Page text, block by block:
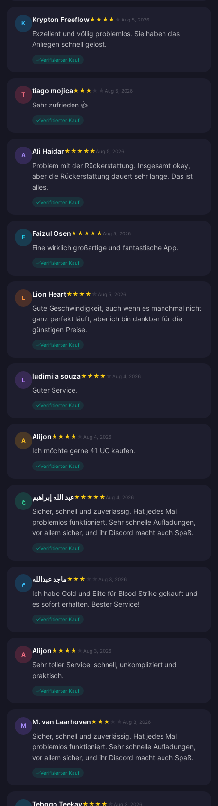
K Krypton Freeflow★ ★ ★ ★ Aug 5, 2026
Exzellent und völlig problemlos. Sie haben das
Anliegen schnell gelöst.
✓Verifizierter Kauf
T tiago mojica★ ★ ★ Aug 5, 2026
Sehr zufrieden 👍
✓Verifizierter Kauf
A Ali Haidar★ ★ ★ ★ ★ Aug 5, 2026
Problem mit der Rückerstattung. Insgesamt okay,
aber die Rückerstattung dauert sehr lange. Das ist
alles.
✓Verifizierter Kauf
F Faizul Osen★ ★ ★ ★ ★ Aug 5, 2026
Eine wirklich großartige und fantastische App.
✓Verifizierter Kauf
L Lion Heart★ ★ ★ ★ Aug 5, 2026
Gute Geschwindigkeit, auch wenn es manchmal nicht
ganz perfekt läuft, aber ich bin dankbar für die
günstigen Preise.
✓Verifizierter Kauf
L ludimila souza★ ★ ★ ★ Aug 4, 2026
Guter Service.
✓Verifizierter Kauf
A Alijon★ ★ ★ ★ Aug 4, 2026
Ich möchte gerne 41 UC kaufen.
✓Verifizierter Kauf
ع عبد الله إبراهيم★ ★ ★ ★ ★ Aug 4, 2026
Sicher, schnell und zuverlässig. Hat jedes Mal
problemlos funktioniert. Sehr schnelle Aufladungen,
vor allem sicher, und ihr Discord macht auch Spaß.
✓Verifizierter Kauf
م ماجد عبدالله★ ★ ★ Aug 3, 2026
Ich habe Gold und Elite für Blood Strike gekauft und
es sofort erhalten. Bester Service!
✓Verifizierter Kauf
A Alijon★ ★ ★ ★ Aug 3, 2026
Sehr toller Service, schnell, unkompliziert und
praktisch.
✓Verifizierter Kauf
M M. van Laarhoven★ ★ ★ Aug 3, 2026
Sicher, schnell und zuverlässig. Hat jedes Mal
problemlos funktioniert. Sehr schnelle Aufladungen,
vor allem sicher, und ihr Discord macht auch Spaß.
✓Verifizierter Kauf
Tebogo Teekay★ ★ ★ ★ Aug 3, 2026